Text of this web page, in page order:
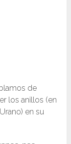
de
los anillos (en
en su